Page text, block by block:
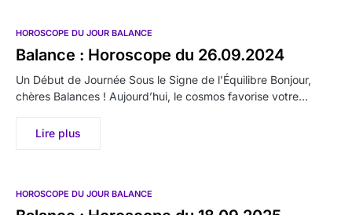
HOROSCOPE DU JOUR BALANCE
Balance : Horoscope du 26.09.2024
Un Début de Journée Sous le Signe de l’Équilibre Bonjour,
chères Balances ! Aujourd’hui, le cosmos favorise votre…
Lire plus
HOROSCOPE DU JOUR BALANCE